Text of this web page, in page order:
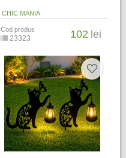
CHIC MANIA
Cod produs
23323 102 lei